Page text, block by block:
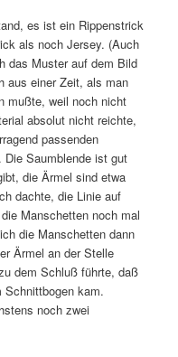
es ist ein Rippenstrick
als noch Jersey. (Auch
das Muster auf dem Bild
aus einer Zeit, als man
mußte, weil noch nicht
absolut nicht reichte,
passenden
Die Saumblende ist gut
die Ärmel sind etwa
dachte, die Linie auf
Manschetten noch mal
die Manschetten dann
Ärmel an der Stelle
dem Schluß führte, daß
kam.
noch zwei